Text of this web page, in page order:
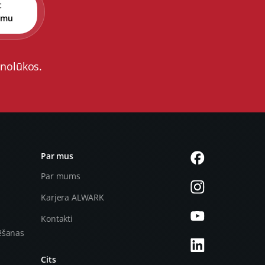
Par mus
Par mums
Karjera ALWARK
Kontakti
Cits